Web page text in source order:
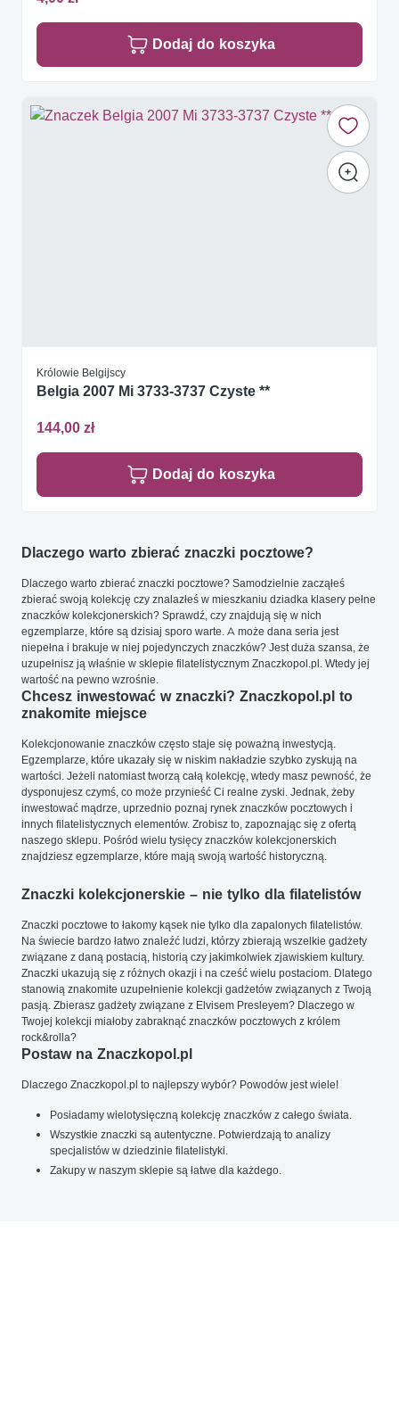
Dodaj do koszyka
Królowie Belgijscy
Belgia 2007 Mi 3733-3737 Czyste **
144,00 zł
Dodaj do koszyka
Dlaczego warto zbierać znaczki pocztowe?
Dlaczego warto zbierać znaczki pocztowe? Samodzielnie zacząłeś
zbierać swoją kolekcję czy znalazłeś w mieszkaniu dziadka klasery pełne
znaczków kolekcjonerskich? Sprawdź, czy znajdują się w nich
egzemplarze, które są dzisiaj sporo warte. A może dana seria jest
niepełna i brakuje w niej pojedynczych znaczków? Jest duża szansa, że
uzupełnisz ją właśnie w sklepie filatelistycznym Znaczkopol.pl. Wtedy jej
wartość na pewno wzrośnie.
Chcesz inwestować w znaczki? Znaczkopol.pl to
znakomite miejsce
Kolekcjonowanie znaczków często staje się poważną inwestycją.
Egzemplarze, które ukazały się w niskim nakładzie szybko zyskują na
wartości. Jeżeli natomiast tworzą całą kolekcję, wtedy masz pewność, że
dysponujesz czymś, co może przynieść Ci realne zyski. Jednak, żeby
inwestować mądrze, uprzednio poznaj rynek znaczków pocztowych i
innych filatelistycznych elementów. Zrobisz to, zapoznając się z ofertą
naszego sklepu. Pośród wielu tysięcy znaczków kolekcjonerskich
znajdziesz egzemplarze, które mają swoją wartość historyczną.
Znaczki kolekcjonerskie – nie tylko dla filatelistów
Znaczki pocztowe to łakomy kąsek nie tylko dla zapalonych filatelistów.
Na świecie bardzo łatwo znaleźć ludzi, którzy zbierają wszelkie gadżety
związane z daną postacią, historią czy jakimkolwiek zjawiskiem kultury.
Znaczki ukazują się z różnych okazji i na cześć wielu postaciom. Dlatego
stanowią znakomite uzupełnienie kolekcji gadżetów związanych z Twoją
pasją. Zbierasz gadżety związane z Elvisem Presleyem? Dlaczego w
Twojej kolekcji miałoby zabraknąć znaczków pocztowych z królem
rock&rolla?
Postaw na Znaczkopol.pl
Dlaczego Znaczkopol.pl to najlepszy wybór? Powodów jest wiele!
Posiadamy wielotysięczną kolekcję znaczków z całego świata.
Wszystkie znaczki są autentyczne. Potwierdzają to analizy
specjalistów w dziedzinie filatelistyki.
Zakupy w naszym sklepie są łatwe dla każdego.